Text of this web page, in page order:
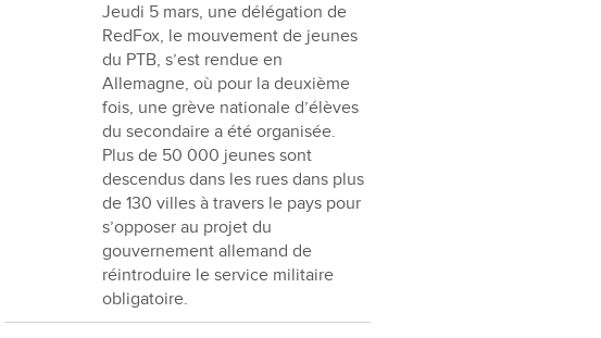
Jeudi 5 mars, une délégation de
RedFox, le mouvement de jeunes
du PTB, s’est rendue en
Allemagne, où pour la deuxième
fois, une grève nationale d’élèves
du secondaire a été organisée.
Plus de 50 000 jeunes sont
descendus dans les rues dans plus
de 130 villes à travers le pays pour
s’opposer au projet du
gouvernement allemand de
réintroduire le service militaire
obligatoire.